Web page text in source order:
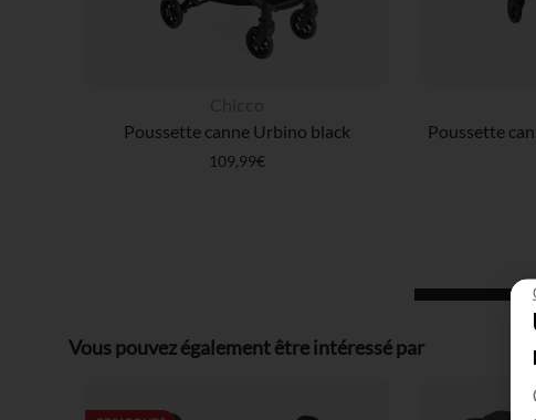
Poussette canne Urbino black
109,99€
Vous pouvez également être intéressé par